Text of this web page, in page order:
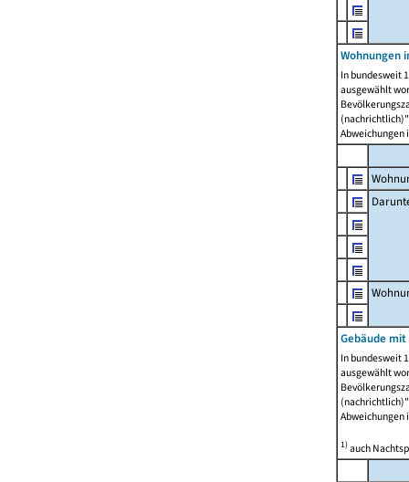
Wohnungen
In bundesweit
ausgewählt
Abweichungen
Gebäude
In bundesweit
ausgewählt
Abweichungen
1)auch